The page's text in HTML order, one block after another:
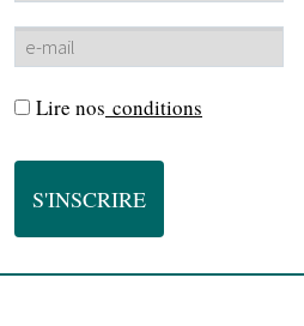
Lire nos conditions